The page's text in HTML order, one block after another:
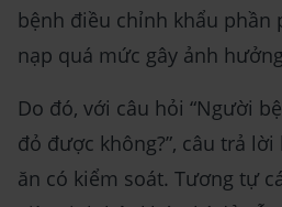
bệnh điều chỉnh khẩu phần
nạp quá mức gây ảnh
Do đó, với câu hỏi “Người
đỏ được không?”, câu trả
ăn có kiểm soát. Tương tự